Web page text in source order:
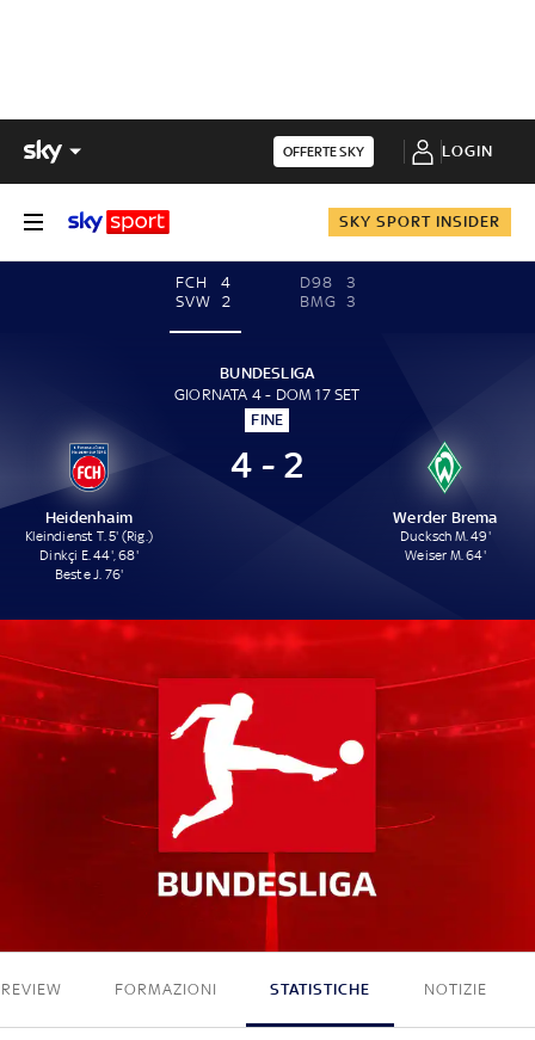
OFFERTE SKY LOGIN
SKY SPORT INSIDER
FCH
4
SVW
2
D98
3
BMG 3
BUNDESLIGA
GIORNATA 4 - DOM 17 SET
FINE
Heidenhaim
Kleindienst T. 5' (Rig.)
Dinkçi E. 44', 68'
Beste J. 76'
4 - 2
Werder Brema
Ducksch M. 49'
Weiser M. 64'
4 - 2
FORMAZIONI STATISTICHE NOTIZIE